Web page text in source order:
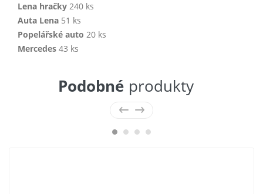
Lena hračky 240 ks
Auta Lena 51 ks
Popelářské auto 20 ks
Mercedes 43 ks
Podobné produkty